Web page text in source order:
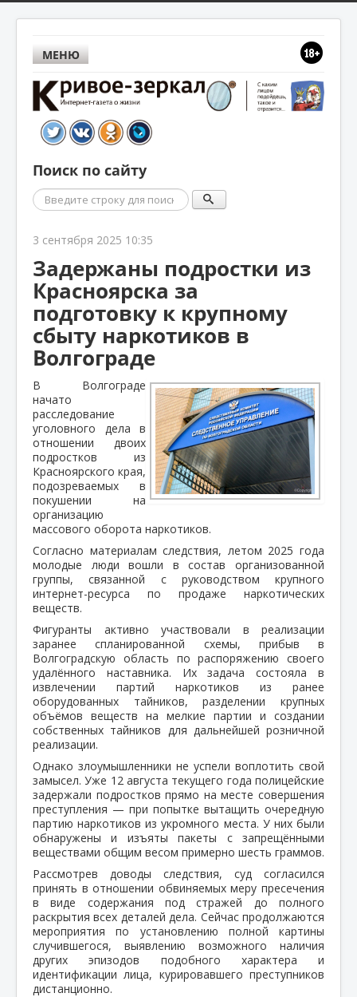
МЕНЮ
Поиск по сайту
Поиск
3 сентября 2025 10:35
Задержаны подростки из
Красноярска за
подготовку к крупному
сбыту наркотиков в
Волгограде
В Волгограде
начато
расследование
уголовного дела в
отношении двоих
подростков из
Красноярского края,
подозреваемых в
покушении на
организацию
массового оборота наркотиков.
Согласно материалам следствия, летом 2025 года
молодые люди вошли в состав организованной
группы, связанной с руководством крупного
интернет-ресурса по продаже наркотических
веществ.
Фигуранты активно участвовали в реализации
заранее спланированной схемы, прибыв в
Волгоградскую область по распоряжению своего
удалённого наставника. Их задача состояла в
извлечении партий наркотиков из ранее
оборудованных тайников, разделении крупных
объёмов веществ на мелкие партии и создании
собственных тайников для дальнейшей розничной
реализации.
Однако злоумышленники не успели воплотить свой
замысел. Уже 12 августа текущего года полицейские
задержали подростков прямо на месте совершения
преступления — при попытке вытащить очередную
партию наркотиков из укромного места. У них были
обнаружены и изъяты пакеты с запрещёнными
веществами общим весом примерно шесть граммов.
Рассмотрев доводы следствия, суд согласился
принять в отношении обвиняемых меру пресечения
в виде содержания под стражей до полного
раскрытия всех деталей дела. Сейчас продолжаются
мероприятия по установлению полной картины
случившегося, выявлению возможного наличия
других эпизодов подобного характера и
идентификации лица, курировавшего преступников
дистанционно.